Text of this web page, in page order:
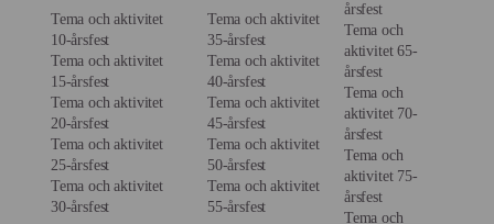
Tema och aktivitet
10-årsfest
Tema och aktivitet
15-årsfest
Tema och aktivitet
20-årsfest
Tema och aktivitet
25-årsfest
Tema och aktivitet
30-årsfest
Tema och aktivitet
35-årsfest
Tema och aktivitet
40-årsfest
Tema och aktivitet
45-årsfest
Tema och aktivitet
50-årsfest
Tema och aktivitet
55-årsfest
årsfest
Tema och
aktivitet 65-
årsfest
Tema och
aktivitet 70-
årsfest
Tema och
aktivitet 75-
årsfest
Tema och